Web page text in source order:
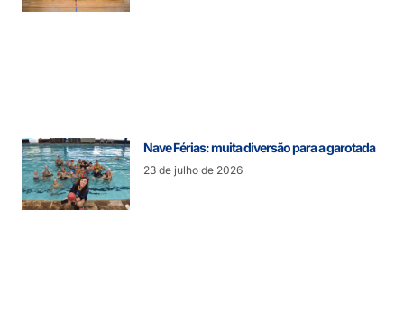
Nave Férias: muita diversão para a garotada
23 de julho de 2026